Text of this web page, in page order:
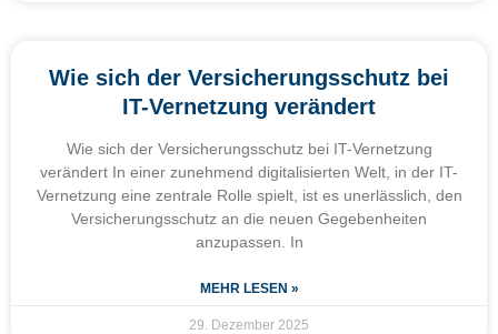
Wie sich der Versicherungsschutz bei
IT-Vernetzung verändert
Wie sich der Versicherungsschutz bei IT-Vernetzung
verändert In einer zunehmend digitalisierten Welt, in der IT-
Vernetzung eine zentrale Rolle spielt, ist es unerlässlich, den
Versicherungsschutz an die neuen Gegebenheiten
anzupassen. In
MEHR LESEN »
29. Dezember 2025